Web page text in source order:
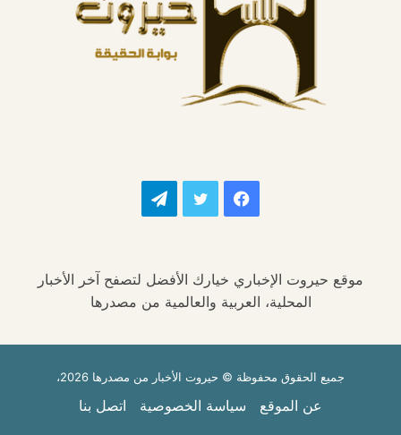
فيسبوك تويتر تيلقرام
موقع حيروت الإخباري خيارك الأفضل لتصفح آخر الأخبار
المحلية، العربية والعالمية من مصدرها
جميع الحقوق محفوظة © حيروت الأخبار من مصدرها 2026،
عن الموقع سياسة الخصوصية اتصل بنا